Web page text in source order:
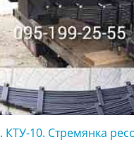
КТУ-10. Стремянка